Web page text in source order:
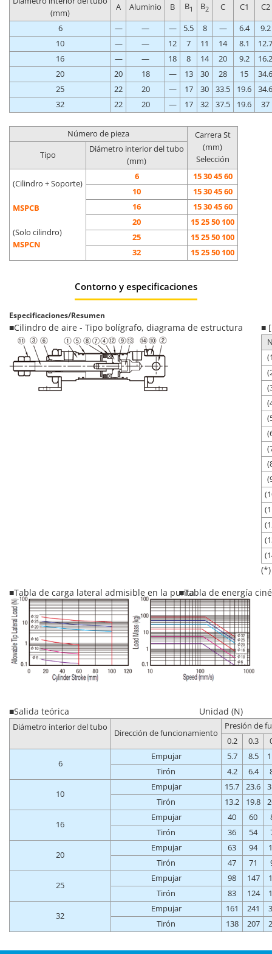
(mm)
A Aluminio B B1 B2 C C1 C2
6 — — — 5.5 8 — 6.4
9.2
10
— — 12 7 11 14 8.1
12.7
16
— — 18 8 14 20 9.2
16.2
20
20 18 — 13 30 28 15
34.6
25
22 20 — 17 30 33.5 19.6
34.6
32
22 20 — 17 32 37.5 19.6 37
Número de pieza
Carrera St
(mm)
Selección
Tipo
Diámetro interior del tubo
(mm)
(Cilindro + Soporte)
MSPCB
(Solo cilindro)
MSPCN
6
15 30 45 60
10
15 30 45 60
16
15 30 45 60
20
15 25 50 100
25
15 25 50 100
32
15 25 50 100
Contorno y especificaciones
Especificaciones/Resumen
■Cilindro de aire - Tipo bolígrafo, diagrama de estructura ■
■Tabla de carga lateral admisible en la punta■Tabla de energía
■Salida teórica Unidad (N)
Diámetro interior del tubo
Dirección de funcionamiento
Presión de
0.2
0.3
6
Empujar 5.7 8.5
Tirón
4.2 6.4
10
Empujar 15.7 23.6
Tirón
13.2 19.8
16
Empujar 40 60
Tirón
36 54
20
Empujar 63 94
Tirón
47 71
25
Empujar 98 147
Tirón
83 124
32
Empujar 161 241
Tirón
138 207